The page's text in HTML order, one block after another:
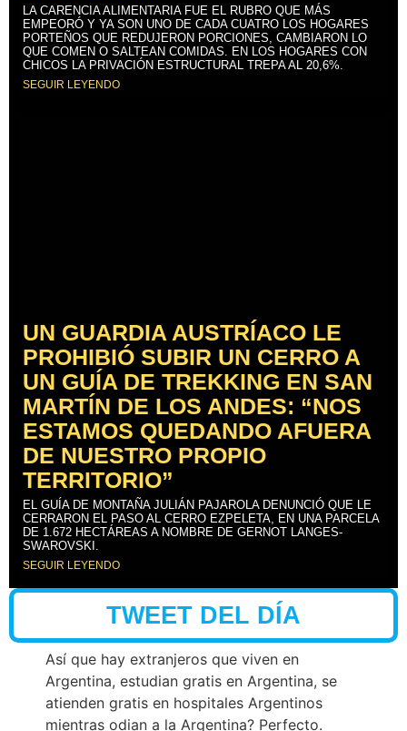
LA CARENCIA ALIMENTARIA FUE EL RUBRO QUE MÁS
EMPEORÓ Y YA SON UNO DE CADA CUATRO LOS HOGARES
PORTEÑOS QUE REDUJERON PORCIONES, CAMBIARON LO
QUE COMEN O SALTEAN COMIDAS. EN LOS HOGARES CON
CHICOS LA PRIVACIÓN ESTRUCTURAL TREPA AL 20,6%.
SEGUIR LEYENDO
UN GUARDIA AUSTRÍACO LE
PROHIBIÓ SUBIR UN CERRO A
UN GUÍA DE TREKKING EN SAN
MARTÍN DE LOS ANDES: “NOS
ESTAMOS QUEDANDO AFUERA
DE NUESTRO PROPIO
TERRITORIO”
EL GUÍA DE MONTAÑA JULIÁN PAJAROLA DENUNCIÓ QUE LE
CERRARON EL PASO AL CERRO EZPELETA, EN UNA PARCELA
DE 1.672 HECTÁREAS A NOMBRE DE GERNOT LANGES-
SWAROVSKI.
SEGUIR LEYENDO
TWEET DEL DÍA
Así que hay extranjeros que viven en
Argentina, estudian gratis en Argentina, se
atienden gratis en hospitales Argentinos
mientras odian a la Argentina? Perfecto.